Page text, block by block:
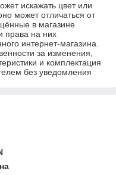
искажать цвет или
может отличаться от
в магазине
права на них
интернет-магазина.
за изменения,
и комплектация
без уведомления